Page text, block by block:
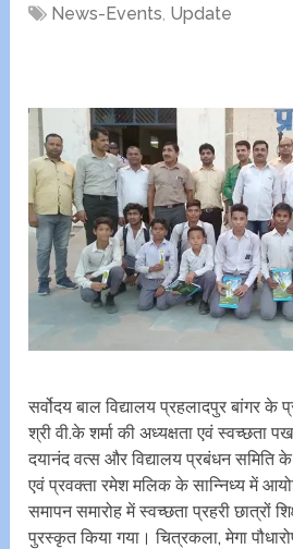
News-Events, Update
सर्वोदय बाल विद्यालय प्रहलादपुर बांगर के
श्री वी.के शर्मा की अध्यक्षता एवं स्वच्छता
दयानंद वत्स और विद्यालय प्रबंधन समिति के
एवं प्रवक्ता रमेश मलिक के सान्निध्य में
समापन समारोह में स्वच्छता प्रहरी छात्रों
पुरस्कृत किया गया। चित्रकला, मेगा